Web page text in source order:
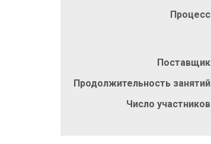
Процесс
Поставщик
Продолжительность занятий
Число участников